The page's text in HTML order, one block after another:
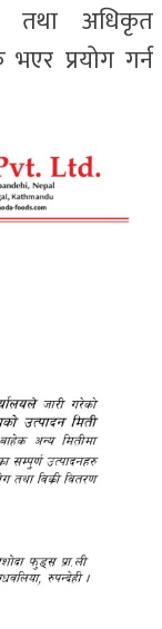
तथा अधिकृत
प्रयोग गर्न